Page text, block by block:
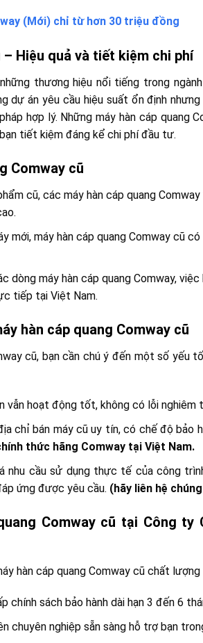
(Mới) chỉ từ hơn 30 triệu đồng
Hiệu quả và tiết kiệm chi phí
thương hiệu nổi tiếng trong
án yêu cầu hiệu suất ổn định
hợp lý. Những máy hàn cáp quang
tiết kiệm đáng kể chi phí đầu tư.
Comway cũ
cũ, các máy hàn cáp quang
mới, máy hàn cáp quang Comway cũ
dòng máy hàn cáp quang Comway,
tiếp tại Việt Nam.
hàn cáp quang Comway cũ
cũ, bạn cần chú ý đến một số yếu
vẫn hoạt động tốt, không có lỗi nghiêm
chỉ bán máy cũ uy tín, có chế độ bảo
thức hãng Comway tại Việt Nam.
nhu cầu sử dụng thực tế của công
ứng được yêu cầu. (hãy liên hệ
Comway cũ tại Công ty
hàn cáp quang Comway cũ chất lượng
chính sách bảo hành dài hạn 3 đến 6
chuyên nghiệp sẵn sàng hỗ trợ bạn